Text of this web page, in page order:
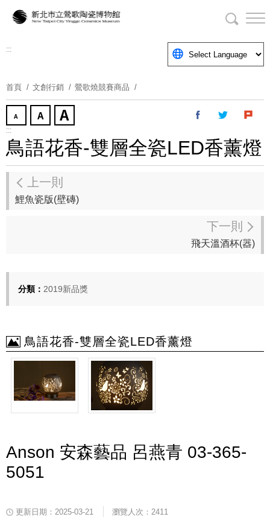
要
塊
:::
首頁 文創行銷 鶯歌燒競賽商品
:::
鳥語花香-雙層全瓷LED香薰燈
上一則
鯉魚瓷版(壁磚)
下一則
飛天溫酒杯(器)
分類： 2019新品獎
鳥語花香-雙層全瓷LED香薰燈
Anson 安森藝品 呂燕青 03-365-
5051
更新日期：2025-03-21 瀏覽人次：2411